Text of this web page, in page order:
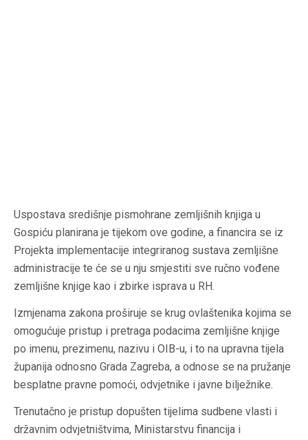
Uspostava središnje pismohrane zemljišnih knjiga u
Gospiću planirana je tijekom ove godine, a financira se iz
Projekta implementacije integriranog sustava zemljišne
administracije te će se u nju smjestiti sve ručno vođene
zemljišne knjige kao i zbirke isprava u RH.
Izmjenama zakona proširuje se krug ovlaštenika kojima se
omogućuje pristup i pretraga podacima zemljišne knjige
po imenu, prezimenu, nazivu i OIB-u, i to na upravna tijela
županija odnosno Grada Zagreba, a odnose se na pružanje
besplatne pravne pomoći, odvjetnike i javne bilježnike.
Trenutačno je pristup dopušten tijelima sudbene vlasti i
državnim odvjetništvima, Ministarstvu financija i